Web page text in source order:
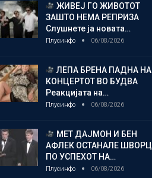
ЖИВЕЈ ГО ЖИВОТОТ
ЗАШТО НЕМА РЕПРИЗА
Слушнете ја новата…
Плусинфо 06/08/2026
ЛЕПА БРЕНА ПАДНА НА
КОНЦЕРТОТ ВО БУДВА
Реакцијата на…
Плусинфо 06/08/2026
МЕТ ДАЈМОН И БЕН
АФЛЕК ОСТАНАЛЕ ШВОРЦ
ПО УСПЕХОТ НА…
Плусинфо 06/08/2026